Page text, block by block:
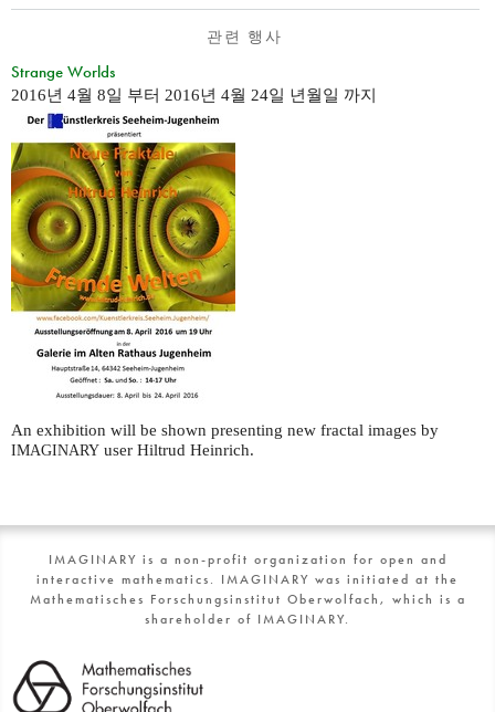
관련 행사
Strange Worlds
2016년 4월 8일 부터 2016년 4월 24일 년월일 까지
An exhibition will be shown presenting new fractal images by
IMAGINARY user Hiltrud Heinrich.
IMAGINARY is a non-profit organization for open and
interactive mathematics. IMAGINARY was initiated at the
Mathematisches Forschungsinstitut Oberwolfach, which is a
shareholder of IMAGINARY.